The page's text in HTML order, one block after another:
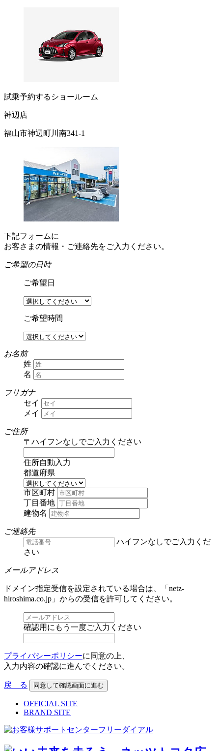
試乗予約するショールーム
神辺店
福山市神辺町川南341-1
下記フォームに
お客さまの情報・ご連絡先をご入力ください。
ご希望の日時
ご希望日
ご希望時間
お名前
姓
名
フリガナ
セイ
メイ
ご住所
〒 ハイフンなしでご入力ください
住所自動入力
都道府県
市区町村
丁目番地
建物名
ご連絡先
ハイフンなしでご入力くだ
さい
メールアドレス
ドメイン指定受信を設定されている場合は、「netz-
hiroshima.co.jp」からの受信を許可してください。
確認用にもう一度ご入力ください
プライバシーポリシーに同意の上、
入力内容の確認に進んでください。
戻 る
OFFICIAL SITE
BRAND SITE